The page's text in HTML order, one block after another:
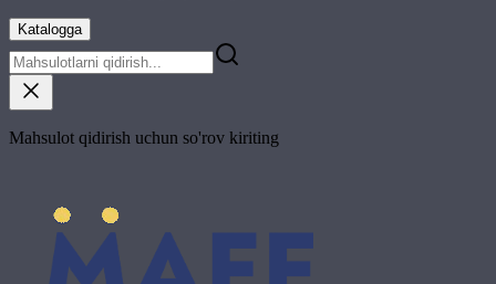
Katalogga
Mahsulot qidirish uchun so'rov kiriting